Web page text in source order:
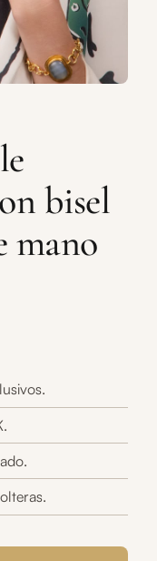
bisel
mano